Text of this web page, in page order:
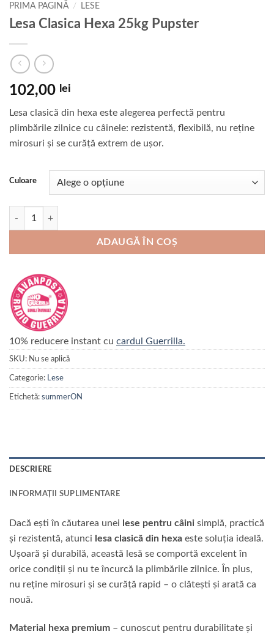
PRIMA PAGINĂ / LESE
Lesa Clasica Hexa 25kg Pupster
102,00 lei
Lesa clasică din hexa este alegerea perfectă pentru
plimbările zilnice cu câinele: rezistentă, flexibilă, nu reține
mirosuri și se curăță extrem de ușor.
Culoare
Cantitate Lesa Clasica Hexa 25kg Pupster
ADAUGĂ ÎN COȘ
10% reducere instant cu cardul Guerrilla.
SKU: Nu se aplică
Categorie: Lese
Etichetă: summerON
DESCRIERE
INFORMAȚII SUPLIMENTARE
Dacă ești în căutarea unei lese pentru câini simplă, practică
și rezistentă, atunci lesa clasică din hexa este soluția ideală.
Ușoară și durabilă, această lesă se comportă excelent în
orice condiții și nu te încurcă la plimbările zilnice. În plus,
nu reține mirosuri și se curăță rapid – o clătești și arată ca
nouă.
Material hexa premium – cunoscut pentru durabilitate și